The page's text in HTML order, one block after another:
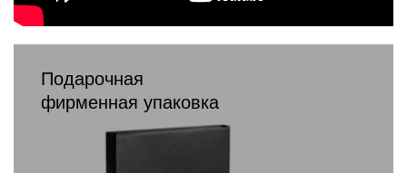
Подарочная
фирменная упаковка